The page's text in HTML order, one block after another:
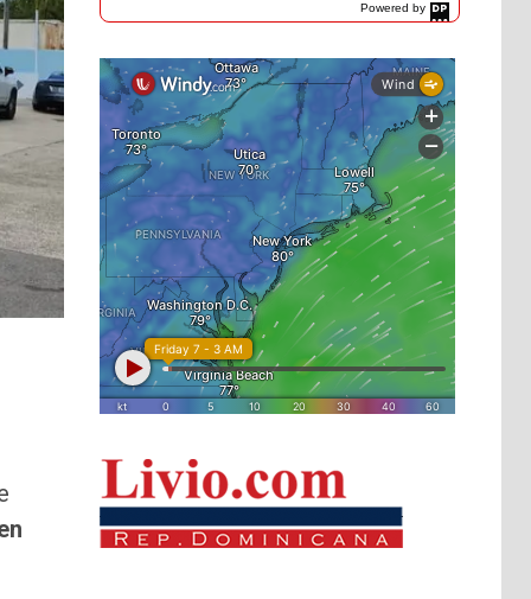
Powered by
DaysPedia.com